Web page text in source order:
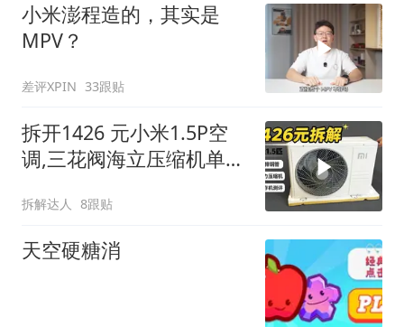
小米澎程造的，其实是
MPV？
差评XPIN 33跟贴
拆开1426 元小米1.5P空
调,三花阀海立压缩机单排
米空调 #空调拆机 #平价
空调 #空调选购避坑
拆解达人 8跟贴
天空硬糖消